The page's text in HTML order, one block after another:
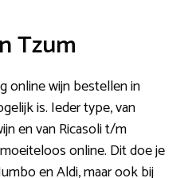
Tzum
online wijn bestellen in
is. Ieder type, van
en van Ricasoli t/m
online. Dit doe je
en Aldi, maar ook bij